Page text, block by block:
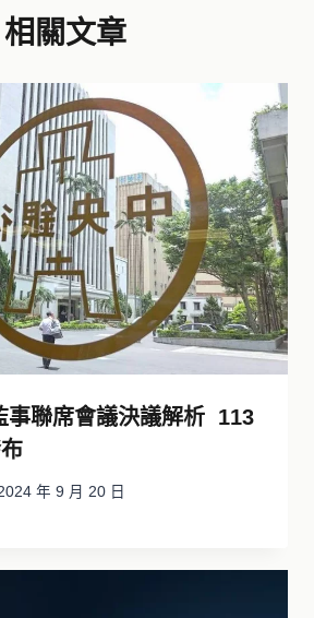
關文章
事聯席會議決議解析 113
年 9 月 20 日